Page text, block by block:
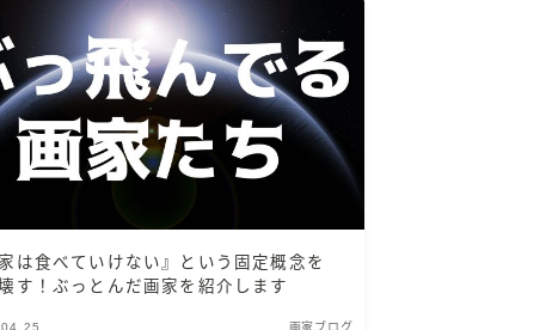
家は食べていけない』という固定概念を
す！ぶっとんだ画家を紹介します